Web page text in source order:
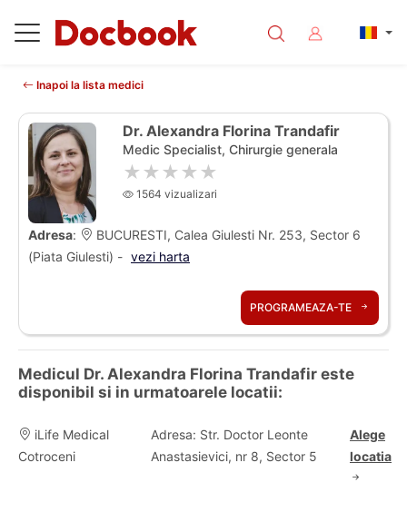
Inapoi la lista medici
Dr. Alexandra Florina Trandafir
Medic Specialist, Chirurgie generala
★★★★★
1564 vizualizari
Adresa:
BUCURESTI, Calea Giulesti Nr. 253, Sector 6
(Piata Giulesti) - vezi harta
PROGRAMEAZA-TE
Medicul Dr. Alexandra Florina Trandafir este
disponibil si in urmatoarele locatii:
iLife Medical
Cotroceni
Adresa: Str. Doctor Leonte
Anastasievici, nr 8, Sector 5
Alege
locatia